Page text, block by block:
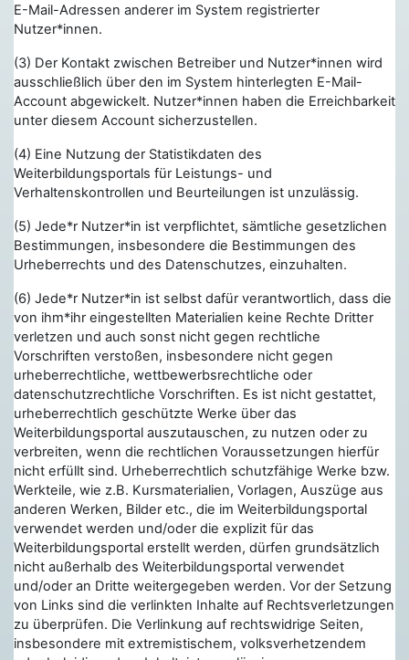
E-Mail-Adressen anderer im System registrierter
Nutzer*innen.
(3) Der Kontakt zwischen Betreiber und Nutzer*innen wird
ausschließlich über den im System hinterlegten E-Mail-
Account abgewickelt. Nutzer*innen haben die Erreichbarkeit
unter diesem Account sicherzustellen.
(4) Eine Nutzung der Statistikdaten des
Weiterbildungsportals für Leistungs- und
Verhaltenskontrollen und Beurteilungen ist unzulässig.
(5) Jede*r Nutzer*in ist verpflichtet, sämtliche gesetzlichen
Bestimmungen, insbesondere die Bestimmungen des
Urheberrechts und des Datenschutzes, einzuhalten.
(6) Jede*r Nutzer*in ist selbst dafür verantwortlich, dass die
von ihm*ihr eingestellten Materialien keine Rechte Dritter
verletzen und auch sonst nicht gegen rechtliche
Vorschriften verstoßen, insbesondere nicht gegen
urheberrechtliche, wettbewerbsrechtliche oder
datenschutzrechtliche Vorschriften. Es ist nicht gestattet,
urheberrechtlich geschützte Werke über das
Weiterbildungsportal auszutauschen, zu nutzen oder zu
verbreiten, wenn die rechtlichen Voraussetzungen hierfür
nicht erfüllt sind. Urheberrechtlich schutzfähige Werke bzw.
Werkteile, wie z.B. Kursmaterialien, Vorlagen, Auszüge aus
anderen Werken, Bilder etc., die im Weiterbildungsportal
verwendet werden und/oder die explizit für das
Weiterbildungsportal erstellt werden, dürfen grundsätzlich
nicht außerhalb des Weiterbildungsportal verwendet
und/oder an Dritte weitergegeben werden. Vor der Setzung
von Links sind die verlinkten Inhalte auf Rechtsverletzungen
zu überprüfen. Die Verlinkung auf rechtswidrige Seiten,
insbesondere mit extremistischem, volksverhetzendem